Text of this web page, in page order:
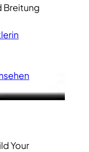
Breitung
Your